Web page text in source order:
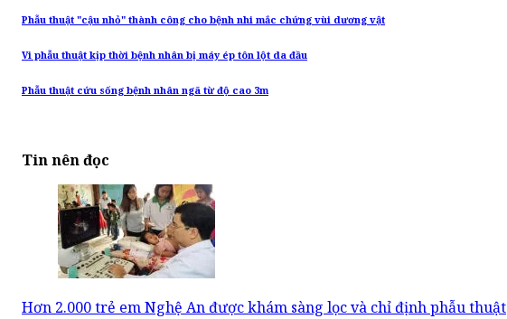
Phẫu thuật "cậu nhỏ" thành công cho bệnh nhi mắc chứng vùi dương vật
Vi phẫu thuật kịp thời bệnh nhân bị máy ép tôn lột da đầu
Phẫu thuật cứu sống bệnh nhân ngã từ độ cao 3m
Tin nên đọc
Hơn 2.000 trẻ em Nghệ An được khám sàng lọc và chỉ định phẫu thuật